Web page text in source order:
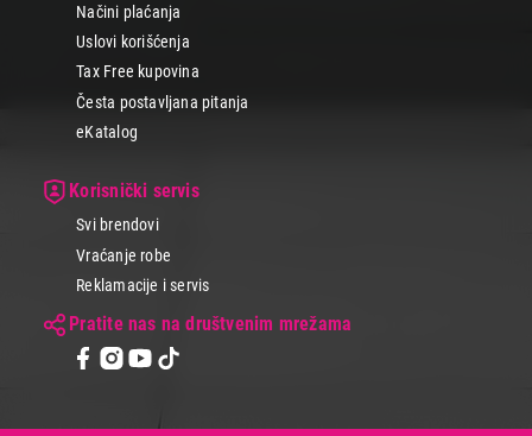
Načini plaćanja
Uslovi korišćenja
Tax Free kupovina
Česta postavljana pitanja
eKatalog
Korisnički servis
Svi brendovi
Vraćanje robe
Reklamacije i servis
Pratite nas na društvenim mrežama